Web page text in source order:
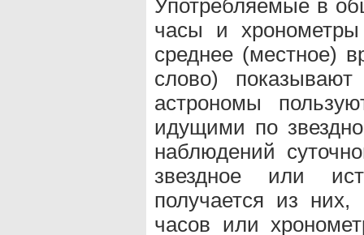
Употребляемые в
часы и
среднее (местное)
слово)
астрономы
идущими по
наблюдений
звездное или
получается из
часов или